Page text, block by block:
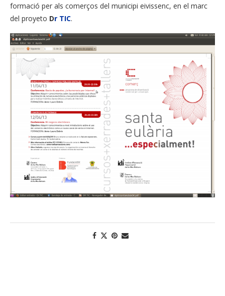
formació per als comerços del municipi eivissenc, en el marc
del proyeto Dr TIC.